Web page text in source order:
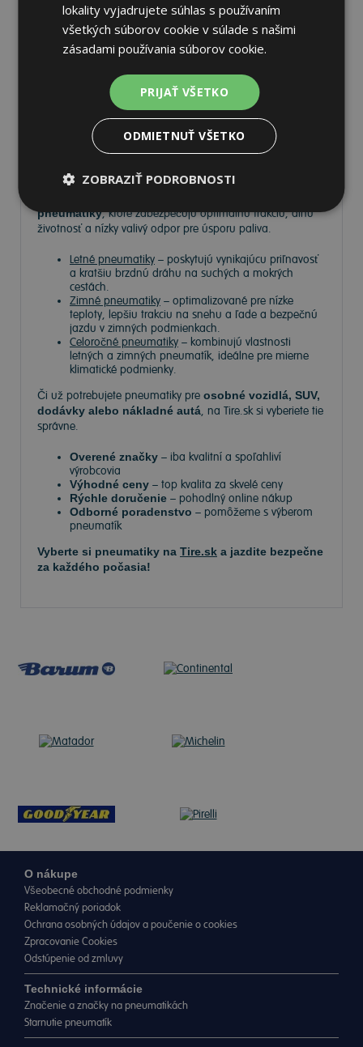
Pneumatiky
Vyberte si kvalitnépneumatikypre bezpečnú, komfortnú
a úspornú jazdu. Na Tire.sk nájdete široký výber
pneumatík pre rôzne typy vozidiel a jazdných podmienok.
Ponúkameprémiové značky, akoContinental
Semperit, ako aj ďalších výrobcov:Goodyear
pneumatiky, ktoré zabezpečujú optimálnu trakciu, dlhú
životnosť a nízky valivý odpor pre úsporu paliva.
Letné pneumatiky – poskytujú vynikajúcu priľnavosť
a kratšiu brzdnú dráhu na suchých a mokrých
cestách.
Zimné pneumatiky – optimalizované pre nízke
teploty, lepšiu trakciu na snehu a ľade a bezpečnú
jazdu v zimných podmienkach.
Celoročné pneumatiky – kombinujú vlastnosti
letných a zimných pneumatík, ideálne pre mierne
klimatické podmienky.
Či už potrebujete pneumatiky pre osobné vozidlá, SUV,
dodávky alebo nákladné autá, na Tire.sk si vyberiete tie
správne.
Overené značky – iba kvalitní a spoľahliví
výrobcovia
Výhodné ceny – top kvalita za skvelé ceny
Rýchle doručenie – pohodlný online nákup
Odborné poradenstvo – pomôžeme s výberom
pneumatík
Vyberte si pneumatiky na Tire.sk a jazdite bezpečne
za každého počasia!
O nákupe
Všeobecné obchodné podmienky
Reklamačný poriadok
Ochrana osobných údajov a poučenie o cookies
Zpracovanie Cookies
Odstúpenie od zmluvy
Technické informácie
Značenie a značky na pneumatikách
Starnutie pneumatík
lokality vyjadrujete súhlas s používaním
všetkých súborov cookie v súlade s našimi
zásadami používania súborov cookie.
PRIJAŤ VŠETKO
ODMIETNUŤ VŠETKO
ZOBRAZIŤ PODROBNOSTI